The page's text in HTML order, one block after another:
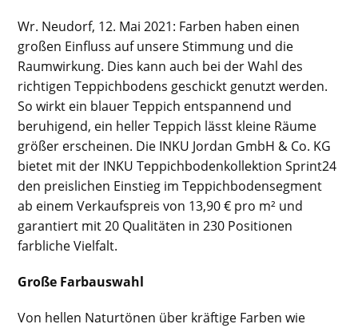
Wr. Neudorf, 12. Mai 2021: Farben haben einen
großen Einfluss auf unsere Stimmung und die
Raumwirkung. Dies kann auch bei der Wahl des
richtigen Teppichbodens geschickt genutzt werden.
So wirkt ein blauer Teppich entspannend und
beruhigend, ein heller Teppich lässt kleine Räume
größer erscheinen. Die INKU Jordan GmbH & Co. KG
bietet mit der INKU Teppichbodenkollektion Sprint24
den preislichen Einstieg im Teppichbodensegment
ab einem Verkaufspreis von 13,90 € pro m² und
garantiert mit 20 Qualitäten in 230 Positionen
farbliche Vielfalt.
Große Farbauswahl
Von hellen Naturtönen über kräftige Farben wie